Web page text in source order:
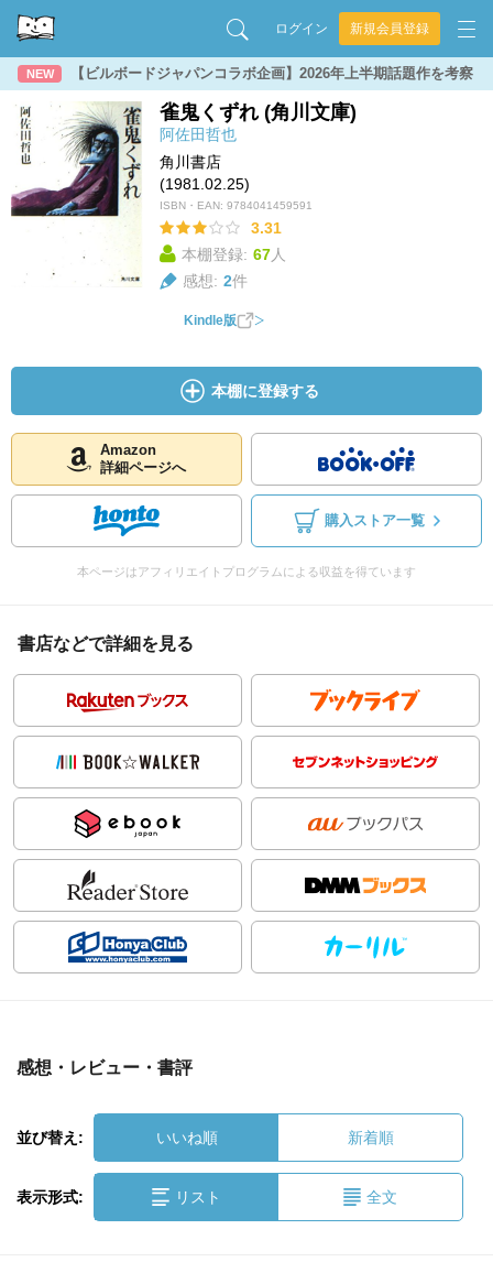
ログイン 新規会員登録
NEW 【ビルボードジャパンコラボ企画】2026年上半期話題作を考察
雀鬼くずれ (角川文庫)
阿佐田哲也
角川書店
(1981.02.25)
ISBN・EAN: 9784041459591
3.31
本棚登録: 67人
感想: 2件
Kindle版
本棚に登録する
Amazon
詳細ページへ
購入ストア一覧
本ページはアフィリエイトプログラムによる収益を得ています
書店などで詳細を見る
感想・レビュー・書評
並び替え: いいね順 新着順
表示形式: リスト 全文